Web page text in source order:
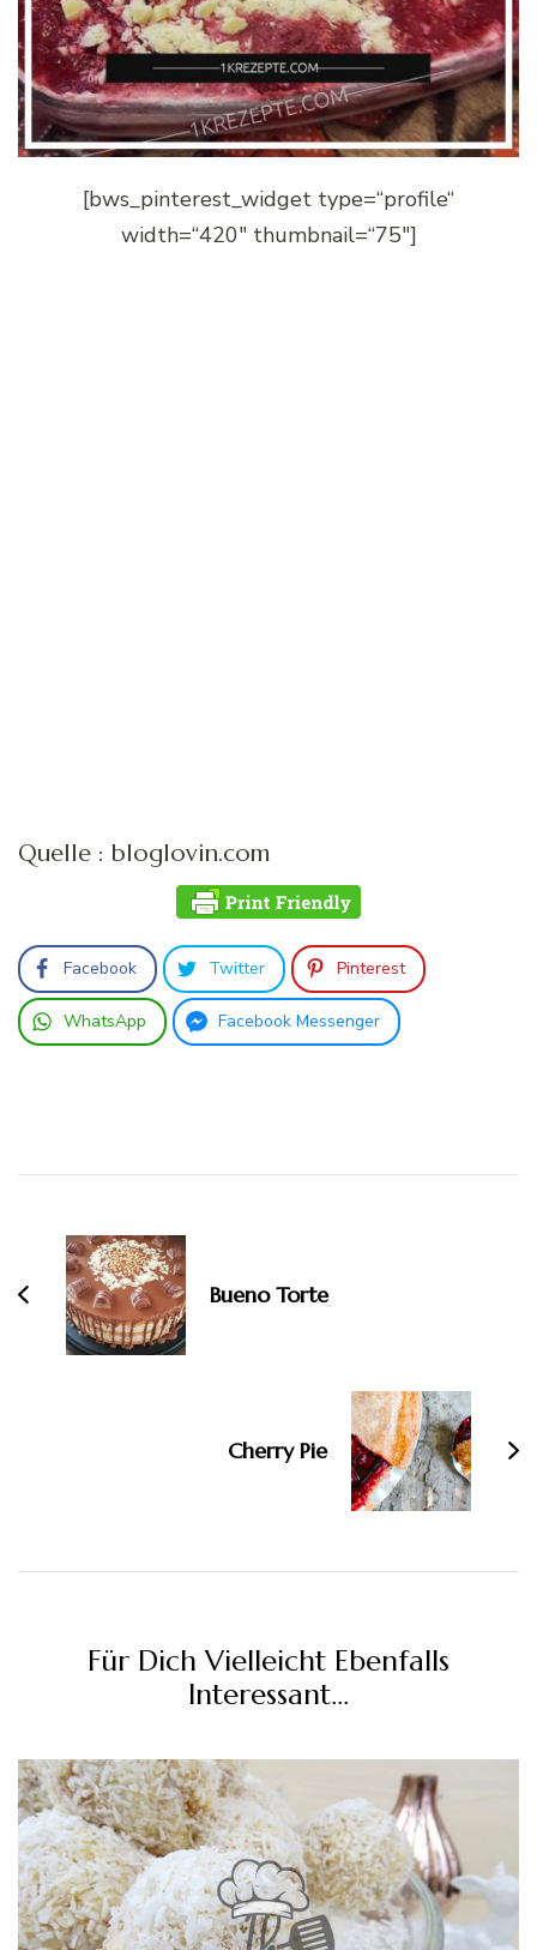
[bws_pinterest_widget type=“profile“
width=“420″ thumbnail=“75″]
Quelle : bloglovin.com
Facebook Twitter Pinterest
WhatsApp Facebook Messenger
Bueno Torte
Cherry Pie
Für Dich Vielleicht Ebenfalls
Interessant...